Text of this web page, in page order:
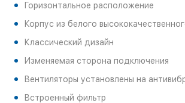
Горизонтальное расположение
Корпус из белого
Классический дизайн
Изменяемая сторона подключения
Вентиляторы установлены на
Встроенный фильтр